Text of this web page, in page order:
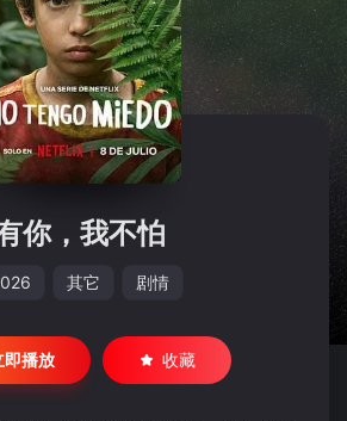
暂无观看影片的记录
你，我不怕
其它 剧情
即播放 收藏